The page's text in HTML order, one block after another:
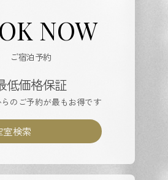
NOW
ご宿泊予約
低価格保証
のご予約が最もお得です
室検索